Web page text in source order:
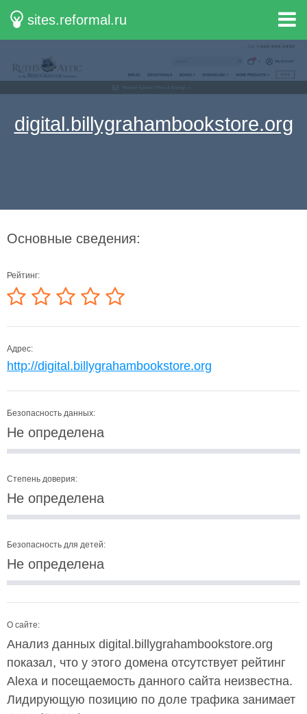
sites.reformal.ru
digital.billygrahambookstore.org
Основные сведения:
Рейтинг:
Адрес:
http://digital.billygrahambookstore.org
Безопасность данных:
Не определена
Степень доверия:
Не определена
Безопасность для детей:
Не определена
О сайте:
Анализ данных digital.billygrahambookstore.org
показал, что у этого домена отсутствует рейтинг
Alexa и посещаемость данного сайта неизвестна.
Лидирующую позицию по доле трафика занимает